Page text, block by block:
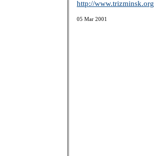
http://www.trizminsk.org
05 Mar 2001